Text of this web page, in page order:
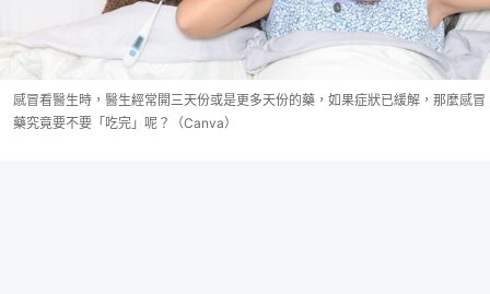
感冒看醫生時，醫生經常開三天份或是更多天份的藥，如果症狀已緩解，那麼感冒
藥究竟要不要「吃完」呢？（Canva）